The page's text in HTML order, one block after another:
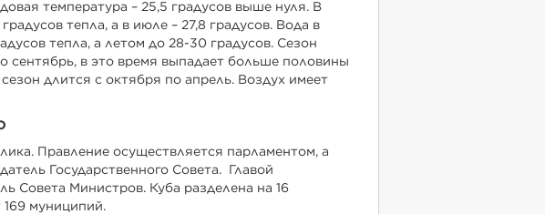
температура – 25,5 градусов выше нуля. В
тепла, а в июле – 27,8 градусов. Вода в
тепла, а летом до 28-30 градусов. Сезон
сентябрь, в это время выпадает больше половины
длится с октября по апрель. Воздух имеет
Правление осуществляется парламентом, а
Государственного Совета. Главой
Совета Министров. Куба разделена на 16
169 муниципий.